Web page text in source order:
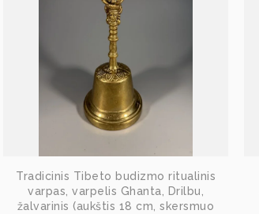
Tradicinis Tibeto budizmo ritualinis
varpas, varpelis Ghanta, Drilbu,
žalvarinis (aukštis 18 cm, skersmuo